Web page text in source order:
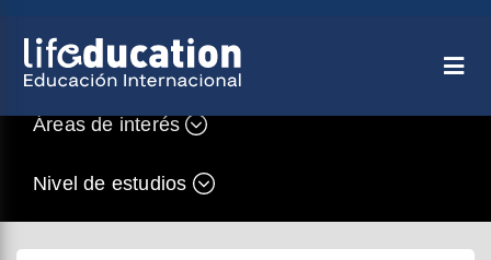
Áreas de interés
Nivel de estudios